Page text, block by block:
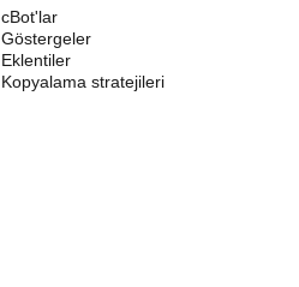
cBot'lar
Göstergeler
Eklentiler
Kopyalama stratejileri